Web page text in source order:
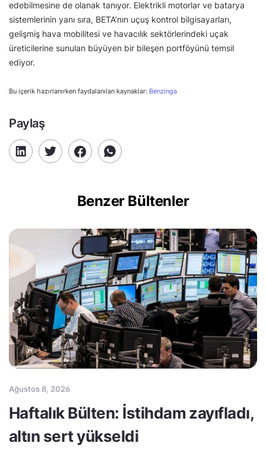
edebilmesine de olanak tanıyor. Elektrikli motorlar ve batarya
sistemlerinin yanı sıra, BETA’nın uçuş kontrol bilgisayarları,
gelişmiş hava mobilitesi ve havacılık sektörlerindeki uçak
üreticilerine sunulan büyüyen bir bileşen portföyünü temsil
ediyor.
Bu içerik hazırlanırken faydalanılan kaynaklar: Benzinga
Paylaş
Benzer Bültenler
Ağustos 8, 2026
Haftalık Bülten: İstihdam zayıfladı,
altın sert yükseldi